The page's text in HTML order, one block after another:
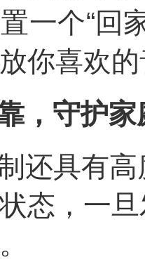
一个“回
你喜欢
，守护
还具有
态，一